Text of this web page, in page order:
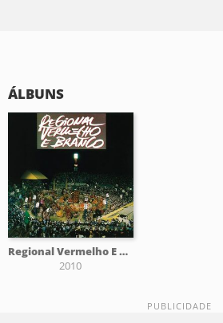
ÁLBUNS
Regional Vermelho E Branco
2010